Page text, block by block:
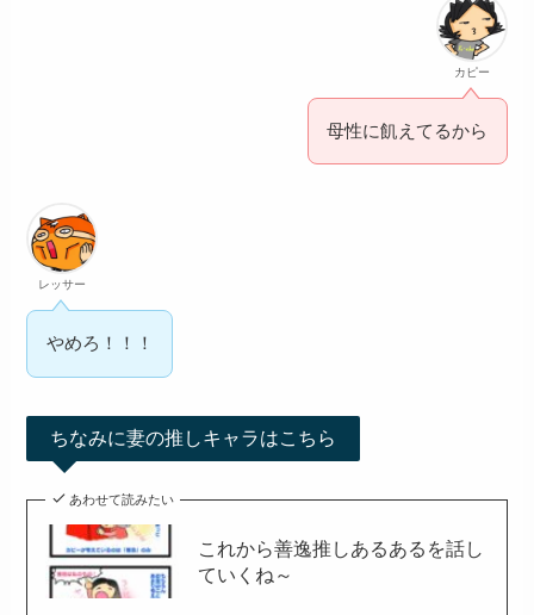
カピー
母性に飢えてるから
レッサー
やめろ！！！
ちなみに妻の推しキャラはこちら
あわせて読みたい
これから善逸推しあるあるを話し
ていくね～